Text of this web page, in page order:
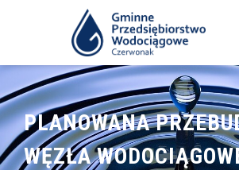
PLANOWANA
WĘZŁA